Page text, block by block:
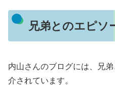
兄弟とのエピソ
内山さんのブログには、兄
介されています。